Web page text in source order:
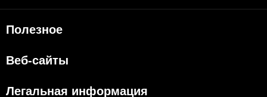
Полезное
Код этики
Веб-сайты
Легальная информация